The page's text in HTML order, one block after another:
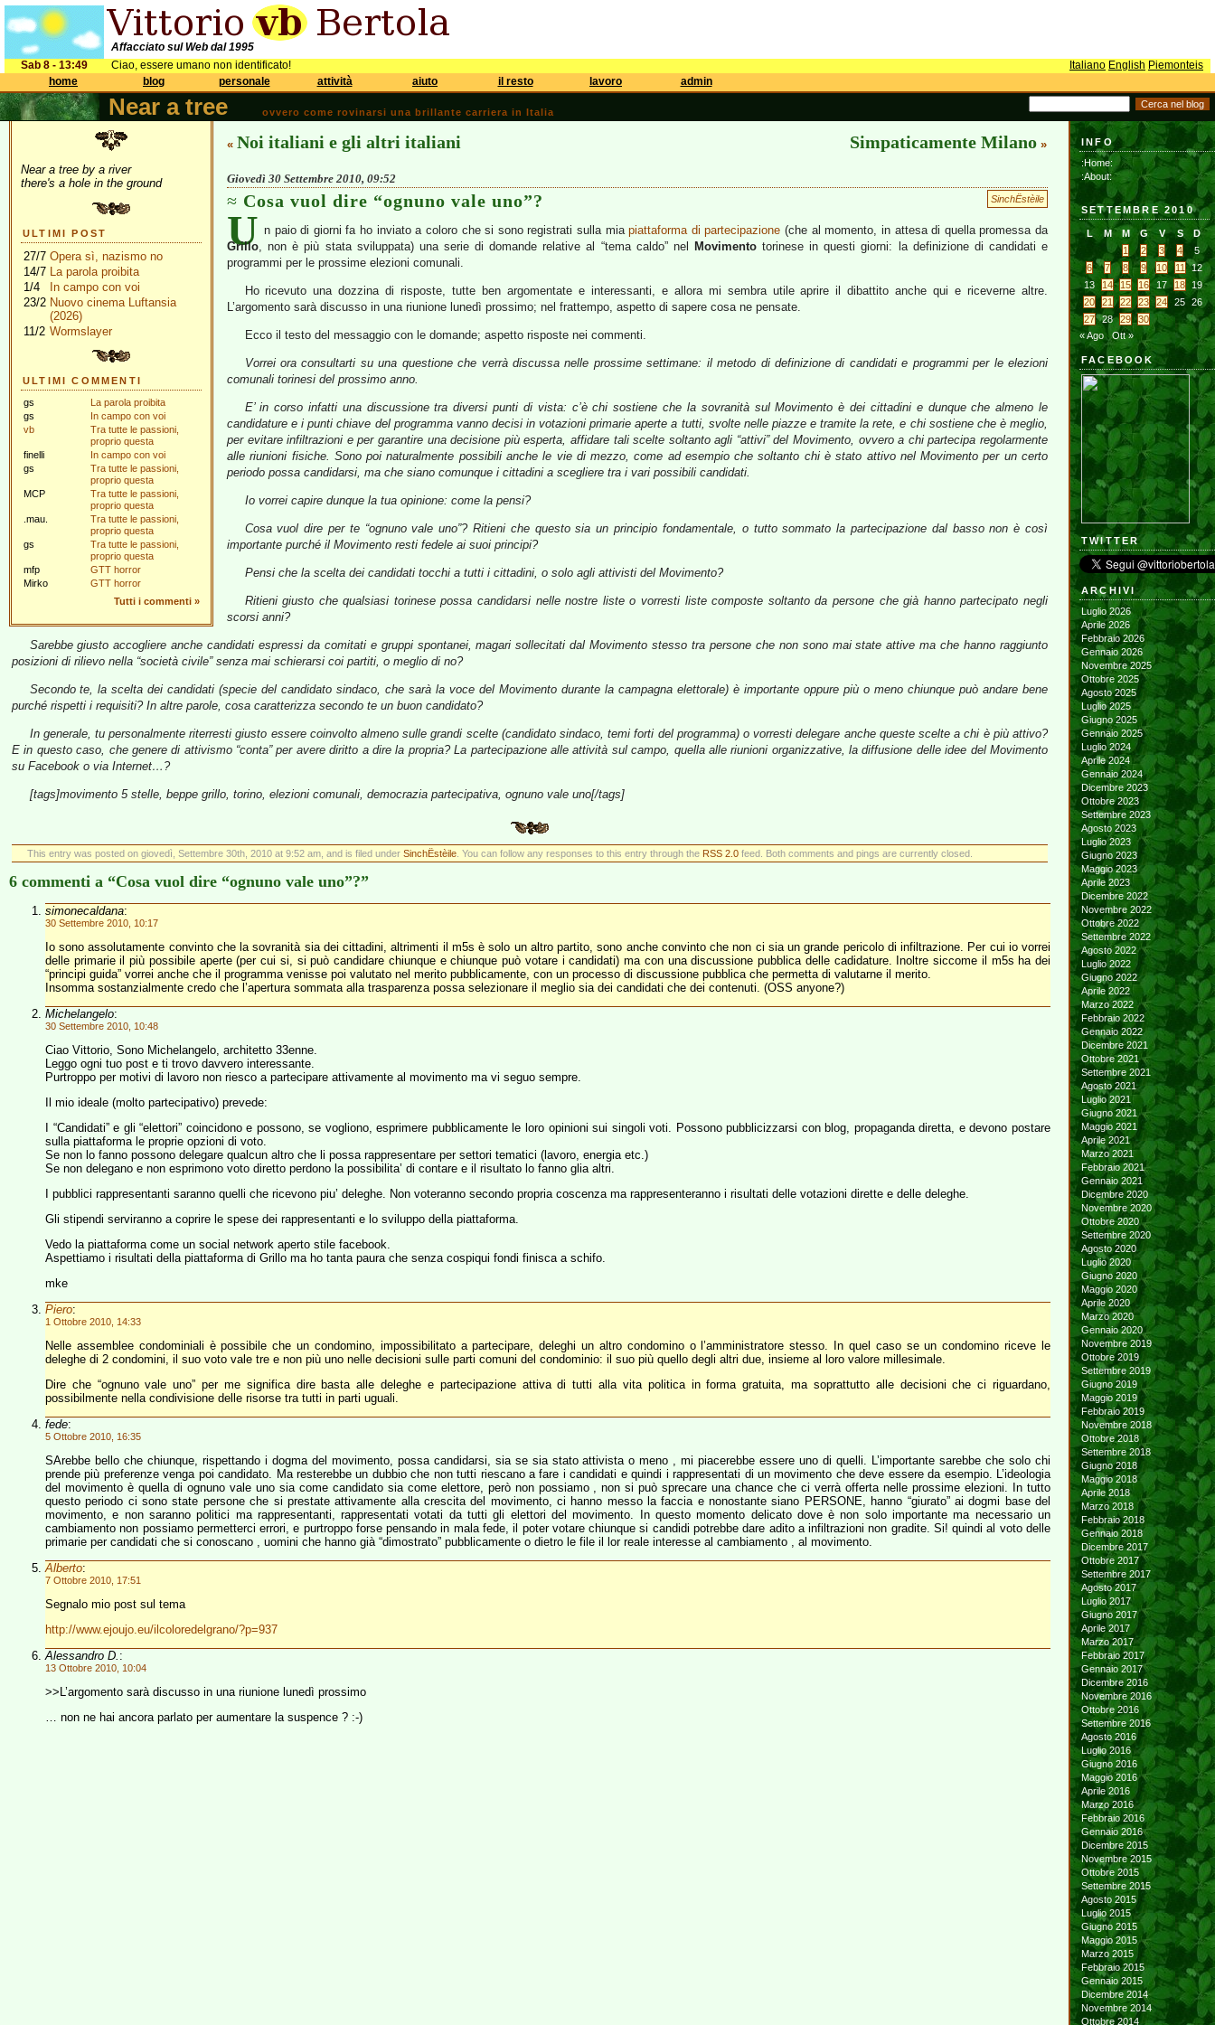
Affacciato sul Web dal 1995
Sab 8 - 13:49
Ciao, essere umano non identificato! Italiano English Piemonteis
home
blog personale attività aiuto il resto lavoro admin
Near a tree ovvero come rovinarsi una brillante carriera in Italia
Near a tree by a river
there's a hole in the ground
ULTIMI POST
27/7 Opera sì, nazismo no
14/7 La parola proibita
1/4
In campo con voi
23/2 Nuovo cinema Luftansia
(2026)
11/2 Wormslayer
ULTIMI COMMENTI
gs
La parola proibita
gs
In campo con voi
vb
Tra tutte le passioni,
proprio questa
finelli
In campo con voi
gs
Tra tutte le passioni,
proprio questa
MCP
Tra tutte le passioni,
proprio questa
.mau.
Tra tutte le passioni,
proprio questa
gs
Tra tutte le passioni,
proprio questa
mfp
GTT horror
Mirko
GTT horror
Tutti i commenti »
« Noi italiani e gli altri italiani Simpaticamente Milano »
Giovedì 30 Settembre 2010, 09:52
SinchËstèile
Cosa vuol dire “ognuno vale uno”?
U n paio di giorni fa ho inviato a coloro che si sono registrati sulla miapiattaforma di partecipazione (che al momento, in attesa di quella promessa da
Grillo, non è più stata sviluppata) una serie di domande relative al “tema caldo” nel Movimentotorinese in questi giorni: la definizione di candidati e
programmi per le prossime elezioni comunali.
Ho ricevuto una dozzina di risposte, tutte ben argomentate e interessanti, e allora mi sembra utile aprire il dibattito anche qui e riceverne altre.
L’argomento sarà discusso in una riunione lunedì prossimo; nel frattempo, aspetto di sapere cosa ne pensate.
Ecco il testo del messaggio con le domande; aspetto risposte nei commenti.
Vorrei ora consultarti su una questione che verrà discussa nelle prossime settimane: il metodo di definizione di candidati e programmi per le elezioni
comunali torinesi del prossimo anno.
E’ in corso infatti una discussione tra diversi punti di vista: c’è chi sostiene che la sovranità sul Movimento è dei cittadini e dunque che almeno le
candidature e i punti chiave del programma vanno decisi in votazioni primarie aperte a tutti, svolte nelle piazze e tramite la rete, e chi sostiene che è meglio,
per evitare infiltrazioni e per garantire una decisione più esperta, affidare tali scelte soltanto agli “attivi” del Movimento, ovvero a chi partecipa regolarmente
alle riunioni fisiche. Sono poi naturalmente possibili anche le vie di mezzo, come ad esempio che soltanto chi è stato attivo nel Movimento per un certo
periodo possa candidarsi, ma che siano comunque i cittadini a scegliere tra i vari possibili candidati.
Io vorrei capire dunque la tua opinione: come la pensi?
Cosa vuol dire per te “ognuno vale uno”? Ritieni che questo sia un principio fondamentale, o tutto sommato la partecipazione dal basso non è così
importante purché il Movimento resti fedele ai suoi principi?
Pensi che la scelta dei candidati tocchi a tutti i cittadini, o solo agli attivisti del Movimento?
Ritieni giusto che qualsiasi torinese possa candidarsi nelle nostre liste o vorresti liste composte soltanto da persone che già hanno partecipato negli
scorsi anni?
Sarebbe giusto accogliere anche candidati espressi da comitati e gruppi spontanei, magari sollecitati dal Movimento stesso tra persone che non sono mai state attive ma che hanno raggiunto
posizioni di rilievo nella “società civile” senza mai schierarsi coi partiti, o meglio di no?
Secondo te, la scelta dei candidati (specie del candidato sindaco, che sarà la voce del Movimento durante la campagna elettorale) è importante oppure più o meno chiunque può andare bene
purché rispetti i requisiti? In altre parole, cosa caratterizza secondo te un buon candidato?
In generale, tu personalmente riterresti giusto essere coinvolto almeno sulle grandi scelte (candidato sindaco, temi forti del programma) o vorresti delegare anche queste scelte a chi è più attivo?
E in questo caso, che genere di attivismo “conta” per avere diritto a dire la propria? La partecipazione alle attività sul campo, quella alle riunioni organizzative, la diffusione delle idee del Movimento
su Facebook o via Internet…?
[tags]movimento 5 stelle, beppe grillo, torino, elezioni comunali, democrazia partecipativa, ognuno vale uno[/tags]
This entry was posted on giovedì, Settembre 30th, 2010 at 9:52 am, and is filed under SinchËstèile. You can follow any responses to this entry through the RSS 2.0feed. Both comments and pings are currently closed.
6 commenti a “Cosa vuol dire “ognuno vale uno”?”
simonecaldana:
30 Settembre 2010, 10:17
Io sono assolutamente convinto che la sovranità sia dei cittadini, altrimenti il m5s è solo un altro partito, sono anche convinto che non ci sia un grande pericolo di infiltrazione. Per cui io vorrei
delle primarie il più possibile aperte (per cui si, si può candidare chiunque e chiunque può votare i candidati) ma con una discussione pubblica delle cadidature. Inoltre siccome il m5s ha dei
“principi guida” vorrei anche che il programma venisse poi valutato nel merito pubblicamente, con un processo di discussione pubblica che permetta di valutarne il merito.
Insomma sostanzialmente credo che l’apertura sommata alla trasparenza possa selezionare il meglio sia dei candidati che dei contenuti. (OSS anyone?)
Michelangelo:
30 Settembre 2010, 10:48
Ciao Vittorio, Sono Michelangelo, architetto 33enne.
Leggo ogni tuo post e ti trovo davvero interessante.
Purtroppo per motivi di lavoro non riesco a partecipare attivamente al movimento ma vi seguo sempre.
Il mio ideale (molto partecipativo) prevede:
I “Candidati” e gli “elettori” coincidono e possono, se vogliono, esprimere pubblicamente le loro opinioni sui singoli voti. Possono pubblicizzarsi con blog, propaganda diretta, e devono postare
sulla piattaforma le proprie opzioni di voto.
Se non lo fanno possono delegare qualcun altro che li possa rappresentare per settori tematici (lavoro, energia etc.)
Se non delegano e non esprimono voto diretto perdono la possibilita’ di contare e il risultato lo fanno glia altri.
I pubblici rappresentanti saranno quelli che ricevono piu’ deleghe. Non voteranno secondo propria coscenza ma rappresenteranno i risultati delle votazioni dirette e delle deleghe.
Gli stipendi serviranno a coprire le spese dei rappresentanti e lo sviluppo della piattaforma.
Vedo la piattaforma come un social network aperto stile facebook.
Aspettiamo i risultati della piattaforma di Grillo ma ho tanta paura che senza cospiqui fondi finisca a schifo.
mke
Piero:
1 Ottobre 2010, 14:33
Nelle assemblee condominiali è possibile che un condomino, impossibilitato a partecipare, deleghi un altro condomino o l’amministratore stesso. In quel caso se un condomino riceve le
deleghe di 2 condomini, il suo voto vale tre e non più uno nelle decisioni sulle parti comuni del condominio: il suo più quello degli altri due, insieme al loro valore millesimale.
Dire che “ognuno vale uno” per me significa dire basta alle deleghe e partecipazione attiva di tutti alla vita politica in forma gratuita, ma soprattutto alle decisioni che ci riguardano,
possibilmente nella condivisione delle risorse tra tutti in parti uguali.
fede:
5 Ottobre 2010, 16:35
SArebbe bello che chiunque, rispettando i dogma del movimento, possa candidarsi, sia se sia stato attivista o meno , mi piacerebbe essere uno di quelli. L’importante sarebbe che solo chi
prende più preferenze venga poi candidato. Ma resterebbe un dubbio che non tutti riescano a fare i candidati e quindi i rappresentati di un movimento che deve essere da esempio. L’ideologia
del movimento è quella di ognuno vale uno sia come candidato sia come elettore, però non possiamo , non si può sprecare una chance che ci verrà offerta nelle prossime elezioni. In tutto
questo periodo ci sono state persone che si prestate attivamente alla crescita del movimento, ci hanno messo la faccia e nonostante siano PERSONE, hanno “giurato” ai dogmi base del
movimento, e non saranno politici ma rappresentanti, rappresentati votati da tutti gli elettori del movimento. In questo momento delicato dove è non solo importante ma necessario un
cambiamento non possiamo permetterci errori, e purtroppo forse pensando in mala fede, il poter votare chiunque si candidi potrebbe dare adito a infiltrazioni non gradite. Si! quindi al voto delle
primarie per candidati che si conoscano , uomini che hanno già “dimostrato” pubblicamente o dietro le file il lor reale interesse al cambiamento , al movimento.
Alberto:
7 Ottobre 2010, 17:51
Segnalo mio post sul tema
http://www.ejoujo.eu/ilcoloredelgrano/?p=937
Alessandro D. :
13 Ottobre 2010, 10:04
>>L’argomento sarà discusso in una riunione lunedì prossimo
… non ne hai ancora parlato per aumentare la suspence ? :-)
INFO
:Home:
:About:
SETTEMBRE 2010
L M M G V S
D
1
2 3 4
5
6
7 8 9 10 11
12
13
14 15 16 17 18
19
20
21 22 23 24 25 26
27
28 29
30
« Ago
Ott »
FACEBOOK
TWITTER
ARCHIVI
Luglio 2026
Aprile 2026
Febbraio 2026
Gennaio 2026
Novembre 2025
Ottobre 2025
Agosto 2025
Luglio 2025
Giugno 2025
Gennaio 2025
Luglio 2024
Aprile 2024
Gennaio 2024
Dicembre 2023
Ottobre 2023
Settembre 2023
Agosto 2023
Luglio 2023
Giugno 2023
Maggio 2023
Aprile 2023
Dicembre 2022
Novembre 2022
Ottobre 2022
Settembre 2022
Agosto 2022
Luglio 2022
Giugno 2022
Aprile 2022
Marzo 2022
Febbraio 2022
Gennaio 2022
Dicembre 2021
Ottobre 2021
Settembre 2021
Agosto 2021
Luglio 2021
Giugno 2021
Maggio 2021
Aprile 2021
Marzo 2021
Febbraio 2021
Gennaio 2021
Dicembre 2020
Novembre 2020
Ottobre 2020
Settembre 2020
Agosto 2020
Luglio 2020
Giugno 2020
Maggio 2020
Aprile 2020
Marzo 2020
Gennaio 2020
Novembre 2019
Ottobre 2019
Settembre 2019
Giugno 2019
Maggio 2019
Febbraio 2019
Novembre 2018
Ottobre 2018
Settembre 2018
Giugno 2018
Maggio 2018
Aprile 2018
Marzo 2018
Febbraio 2018
Gennaio 2018
Dicembre 2017
Ottobre 2017
Settembre 2017
Agosto 2017
Luglio 2017
Giugno 2017
Aprile 2017
Marzo 2017
Febbraio 2017
Gennaio 2017
Dicembre 2016
Novembre 2016
Ottobre 2016
Settembre 2016
Agosto 2016
Luglio 2016
Giugno 2016
Maggio 2016
Aprile 2016
Marzo 2016
Febbraio 2016
Gennaio 2016
Dicembre 2015
Novembre 2015
Ottobre 2015
Settembre 2015
Agosto 2015
Luglio 2015
Giugno 2015
Maggio 2015
Marzo 2015
Febbraio 2015
Gennaio 2015
Dicembre 2014
Novembre 2014
Ottobre 2014